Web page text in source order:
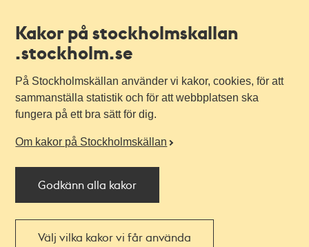
Kakor på stockholmskallan
.stockholm.se
På Stockholmskällan använder vi kakor, cookies, för att
sammanställa statistik och för att webbplatsen ska
fungera på ett bra sätt för dig.
Om kakor på Stockholmskällan
Godkänn alla kakor
Välj vilka kakor vi får använda